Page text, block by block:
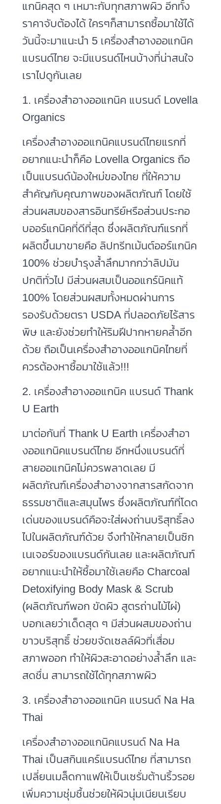
แกนิคสุด ๆ เหมาะกับทุกสภาพผิว อีกทั้ง
ราคาจับต้องได้ ใครๆก็สามารถซื้อมาใช้ได้
วันนี้จะมาแนะนำ 5 เครื่องสําอางออแกนิค
แบรนด์ไทย จะมีแบรนด์ไหนบ้างที่น่าสนใจ
เราไปดูกันเลย
1. เครื่องสำอางออแกนิค แบรนด์ Lovella
Organics
เครื่องสําอางออแกนิคแบรนด์ไทยแรกที่
อยากแนะนำก็คือ Lovella Organics ถือ
เป็นแบรนด์น้องใหม่ของไทย ที่ให้ความ
สำคัญกับคุณภาพของผลิตภัณฑ์ โดยใช้
ส่วนผสมของสารอินทรีย์หรือส่วนประกอ
บออร์แกนิคที่ดีที่สุด ซึ่งผลิตภัณฑ์แรกที่
ผลิตขึ้นมาขายคือ ลิปทรีทเม้นต์ออร์แกนิค
100% ช่วยบำรุงล้ำลึกมากกว่าลิปมัน
ปกติทั่วไป มีส่วนผสมเป็นออแกร์นิคแท้
100% โดยส่วนผสมทั้งหมดผ่านการ
รองรับด้วยตรา USDA ที่ปลอดภัยไร้สาร
พิษ และยังช่วยทำให้ริมฝีปากหายคล้ำอีก
ด้วย ถือเป็นเครื่องสำอางออแกนิคไทยที่
ควรต้องหาซื้อมาใช้แล้ว!!!
2. เครื่องสำอางออแกนิค แบรนด์ Thank
U Earth
มาต่อกันที่ Thank U Earth เครื่องสําอา
งออแกนิคแบรนด์ไทย อีกหนึ่งแบรนด์ที่
สายออแกนิคไม่ควรพลาดเลย มี
ผลิตภัณฑ์เครื่องสำอางจากสารสกัดจาก
ธรรมชาติและสมุนไพร ซึ่งผลิตภัณฑ์ที่โดด
เด่นของแบรนด์คือจะใส่ผงถ่านบริสุทธิ์ลง
ไปในผลิตภัณฑ์ด้วย จึงทำให้กลายเป็นซิก
เนเจอร์ของแบรนด์กันเลย และผลิตภัณฑ์
อยากแนะนำให้ซื้อมาใช้เลยคือ Charcoal
Detoxifying Body Mask & Scrub
(ผลิตภัณฑ์พอก ขัดผิว สูตรถ่านไม้ไผ่)
บอกเลยว่าเด็ดสุด ๆ มีส่วนผสมของถ่าน
ขาวบริสุทธิ์ ช่วยขจัดเซลล์ผิวที่เสื่อม
สภาพออก ทำให้ผิวสะอาดอย่างล้ำลึก และ
สดชื่น สามารถใช้ได้ทุกสภาพผิว
3. เครื่องสำอางออแกนิค แบรนด์ Na Ha
Thai
เครื่องสําอางออแกนิคแบรนด์ Na Ha
Thai เป็นสกินแคร์แบรนด์ไทย ที่สามารถ
เปลี่ยนเมล็ดกาแฟให้เป็นเซรั่มต้านริ้วรอย
เพิ่มความชุ่มชื้นช่วยให้ผิวนุ่มเนียนเรียบ